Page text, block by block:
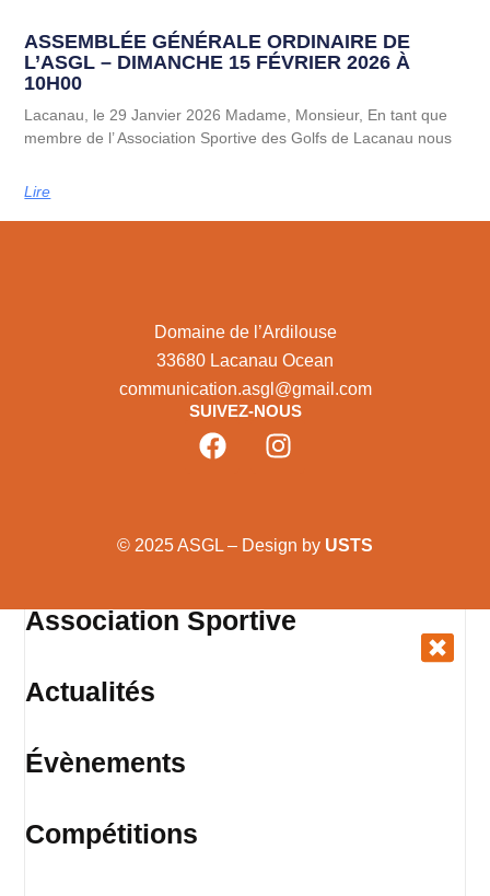
ASSEMBLÉE GÉNÉRALE ORDINAIRE DE
L’ASGL – DIMANCHE 15 FÉVRIER 2026 À
10H00
Lacanau, le 29 Janvier 2026 Madame, Monsieur, En tant que
membre de l’ Association Sportive des Golfs de Lacanau nous
Lire
Domaine de l’Ardilouse
33680 Lacanau Ocean
communication.asgl@gmail.com
SUIVEZ-NOUS
© 2025 ASGL – Design by USTS
Association Sportive
Actualités
Évènements
Compétitions